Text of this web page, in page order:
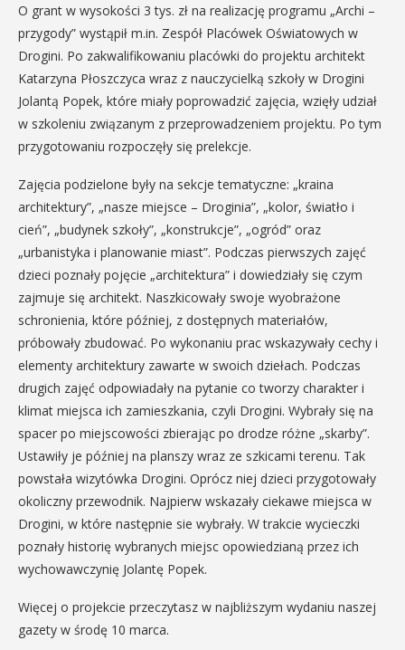
O grant w wysokości 3 tys. zł na realizację programu „Archi –
przygody” wystąpił m.in. Zespół Placówek Oświatowych w
Drogini. Po zakwalifikowaniu placówki do projektu architekt
Katarzyna Płoszczyca wraz z nauczycielką szkoły w Drogini
Jolantą Popek, które miały poprowadzić zajęcia, wzięły udział
w szkoleniu związanym z przeprowadzeniem projektu. Po tym
przygotowaniu rozpoczęły się prelekcje.
Zajęcia podzielone były na sekcje tematyczne: „kraina
architektury”, „nasze miejsce – Droginia”, „kolor, światło i
cień”, „budynek szkoły”, „konstrukcje”, „ogród” oraz
„urbanistyka i planowanie miast”. Podczas pierwszych zajęć
dzieci poznały pojęcie „architektura” i dowiedziały się czym
zajmuje się architekt. Naszkicowały swoje wyobrażone
schronienia, które później, z dostępnych materiałów,
próbowały zbudować. Po wykonaniu prac wskazywały cechy i
elementy architektury zawarte w swoich dziełach. Podczas
drugich zajęć odpowiadały na pytanie co tworzy charakter i
klimat miejsca ich zamieszkania, czyli Drogini. Wybrały się na
spacer po miejscowości zbierając po drodze różne „skarby”.
Ustawiły je później na planszy wraz ze szkicami terenu. Tak
powstała wizytówka Drogini. Oprócz niej dzieci przygotowały
okoliczny przewodnik. Najpierw wskazały ciekawe miejsca w
Drogini, w które następnie sie wybrały. W trakcie wycieczki
poznały historię wybranych miejsc opowiedzianą przez ich
wychowawczynię Jolantę Popek.
Więcej o projekcie przeczytasz w najbliższym wydaniu naszej
gazety w środę 10 marca.